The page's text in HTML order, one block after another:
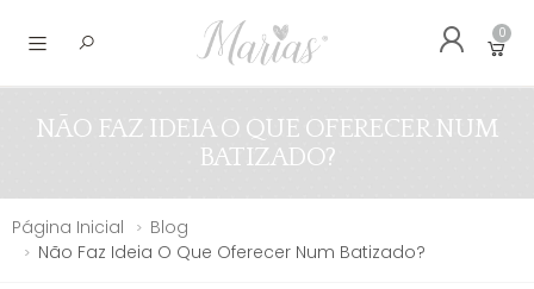
Abrir menu
0
NÃO FAZ IDEIA O QUE OFERECER NUM
BATIZADO?
Página Inicial
Blog
Não Faz Ideia O Que Oferecer Num Batizado?